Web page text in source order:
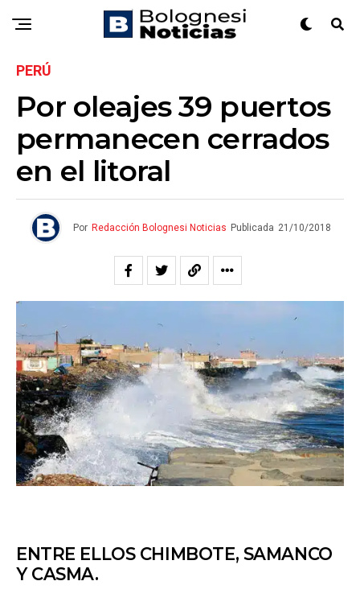
PERÚ
Por oleajes 39 puertos
permanecen cerrados
en el litoral
Por Redacción Bolognesi Noticias Publicada 21/10/2018
ENTRE ELLOS CHIMBOTE, SAMANCO
Y CASMA.